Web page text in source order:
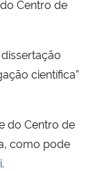
Centro de
científica”
do Centro de
como pode
.